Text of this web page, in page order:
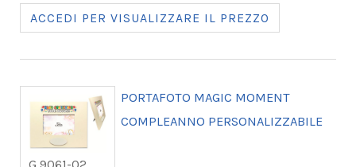
ACCEDI PER VISUALIZZARE IL PREZZO
PORTAFOTO MAGIC MOMENT
COMPLEANNO PERSONALIZZABILE